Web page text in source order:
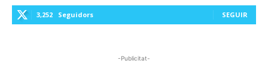
3,252 Seguidors SEGUIR
-Publicitat-